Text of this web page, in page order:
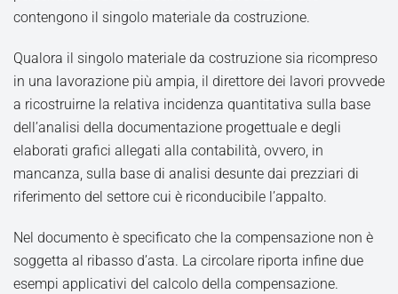
contengono il singolo materiale da costruzione.
Qualora il singolo materiale da costruzione sia ricompreso
in una lavorazione più ampia, il direttore dei lavori provvede
a ricostruirne la relativa incidenza quantitativa sulla base
dell’analisi della documentazione progettuale e degli
elaborati grafici allegati alla contabilità, ovvero, in
mancanza, sulla base di analisi desunte dai prezziari di
riferimento del settore cui è riconducibile l’appalto.
Nel documento è specificato che la compensazione non è
soggetta al ribasso d’asta. La circolare riporta infine due
esempi applicativi del calcolo della compensazione.